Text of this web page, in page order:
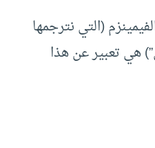
(التي نترجمها
هي تعبير عن هذا